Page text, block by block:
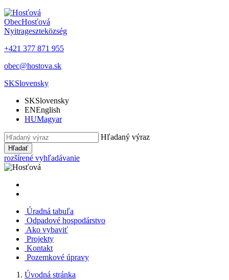
ObecHosťová
Nyitrageszteközség
+421 377 871 955
obec@hostova.sk
SKSlovensky
SKSlovensky
ENEnglish
HUMagyar
Hľadaný výraz
Hľadať
rozšírené vyhľadávanie
Úradná tabuľa
Odpadové hospodárstvo
Ako vybaviť
Projekty
Kontakt
Pozemkové úpravy
Úvodná stránka